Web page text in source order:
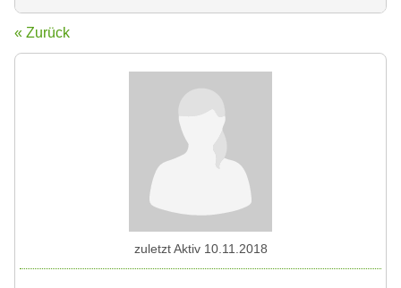
« Zurück
zuletzt Aktiv 10.11.2018